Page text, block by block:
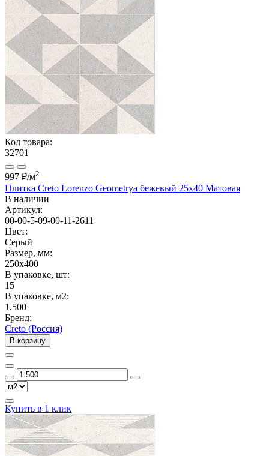
Код товара:
32701
997 ₽/м2
Плитка Creto Lorenzo Geometrya бежевый 25x40 Матовая
В наличии
Артикул:
00-00-5-09-00-11-2611
Цвет:
Серый
Размер, мм:
250x400
В упаковке, шт:
15
В упаковке, м2:
1.500
Бренд:
Creto (Россия)
В корзину
Купить в 1 клик